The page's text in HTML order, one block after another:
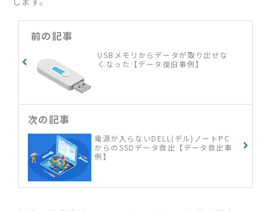
前の記事
USBメモリからデータが取り出せな
くなった【データ復旧事例】
次の記事
電源が入らないDELL(デル)ノートPC
からのSSDデータ救出【データ救出事
例】